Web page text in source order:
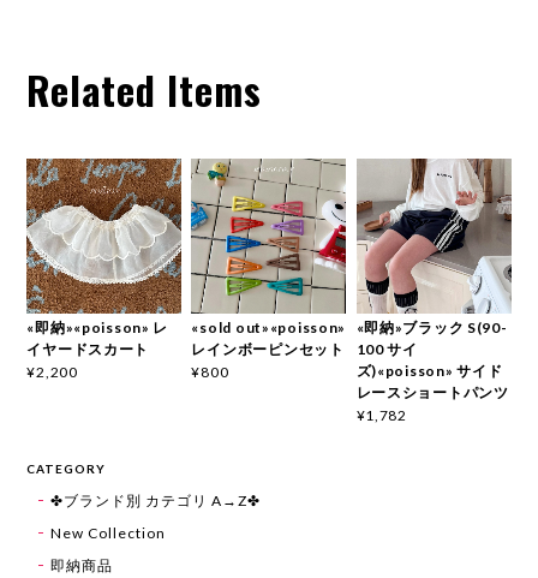
Related Items
«即納»«poisson» レ
イヤードスカート
¥2,200
«sold out»«poisson»
レインボーピンセット
¥800
«即納»ブラック S(90-
100 サイ
ズ)«poisson» サイド
レースショートパンツ
¥1,782
CATEGORY
✤ブランド別 カテゴリ A→Z✤
New Collection
即納商品